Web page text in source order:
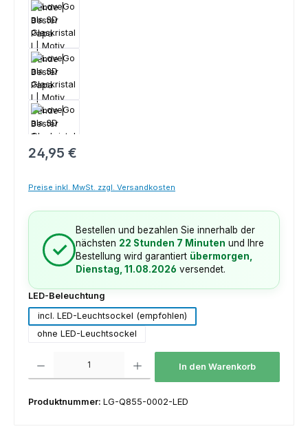
Regulärer Preis:
24,95 €
Preise inkl. MwSt. zzgl. Versandkosten
✓
Bestellen und bezahlen Sie innerhalb der
nächsten 22 Stunden 7 Minuten und Ihre
Bestellung wird garantiert übermorgen,
Dienstag, 11.08.2026 versendet.
LED-Beleuchtung
incl. LED-Leuchtsockel (empfohlen)
ohne LED-Leuchtsockel
In den Warenkorb
Produktnummer: LG-Q855-0002-LED